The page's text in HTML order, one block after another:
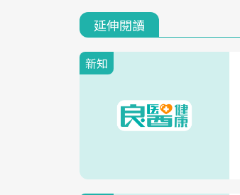
延伸閱讀
新知